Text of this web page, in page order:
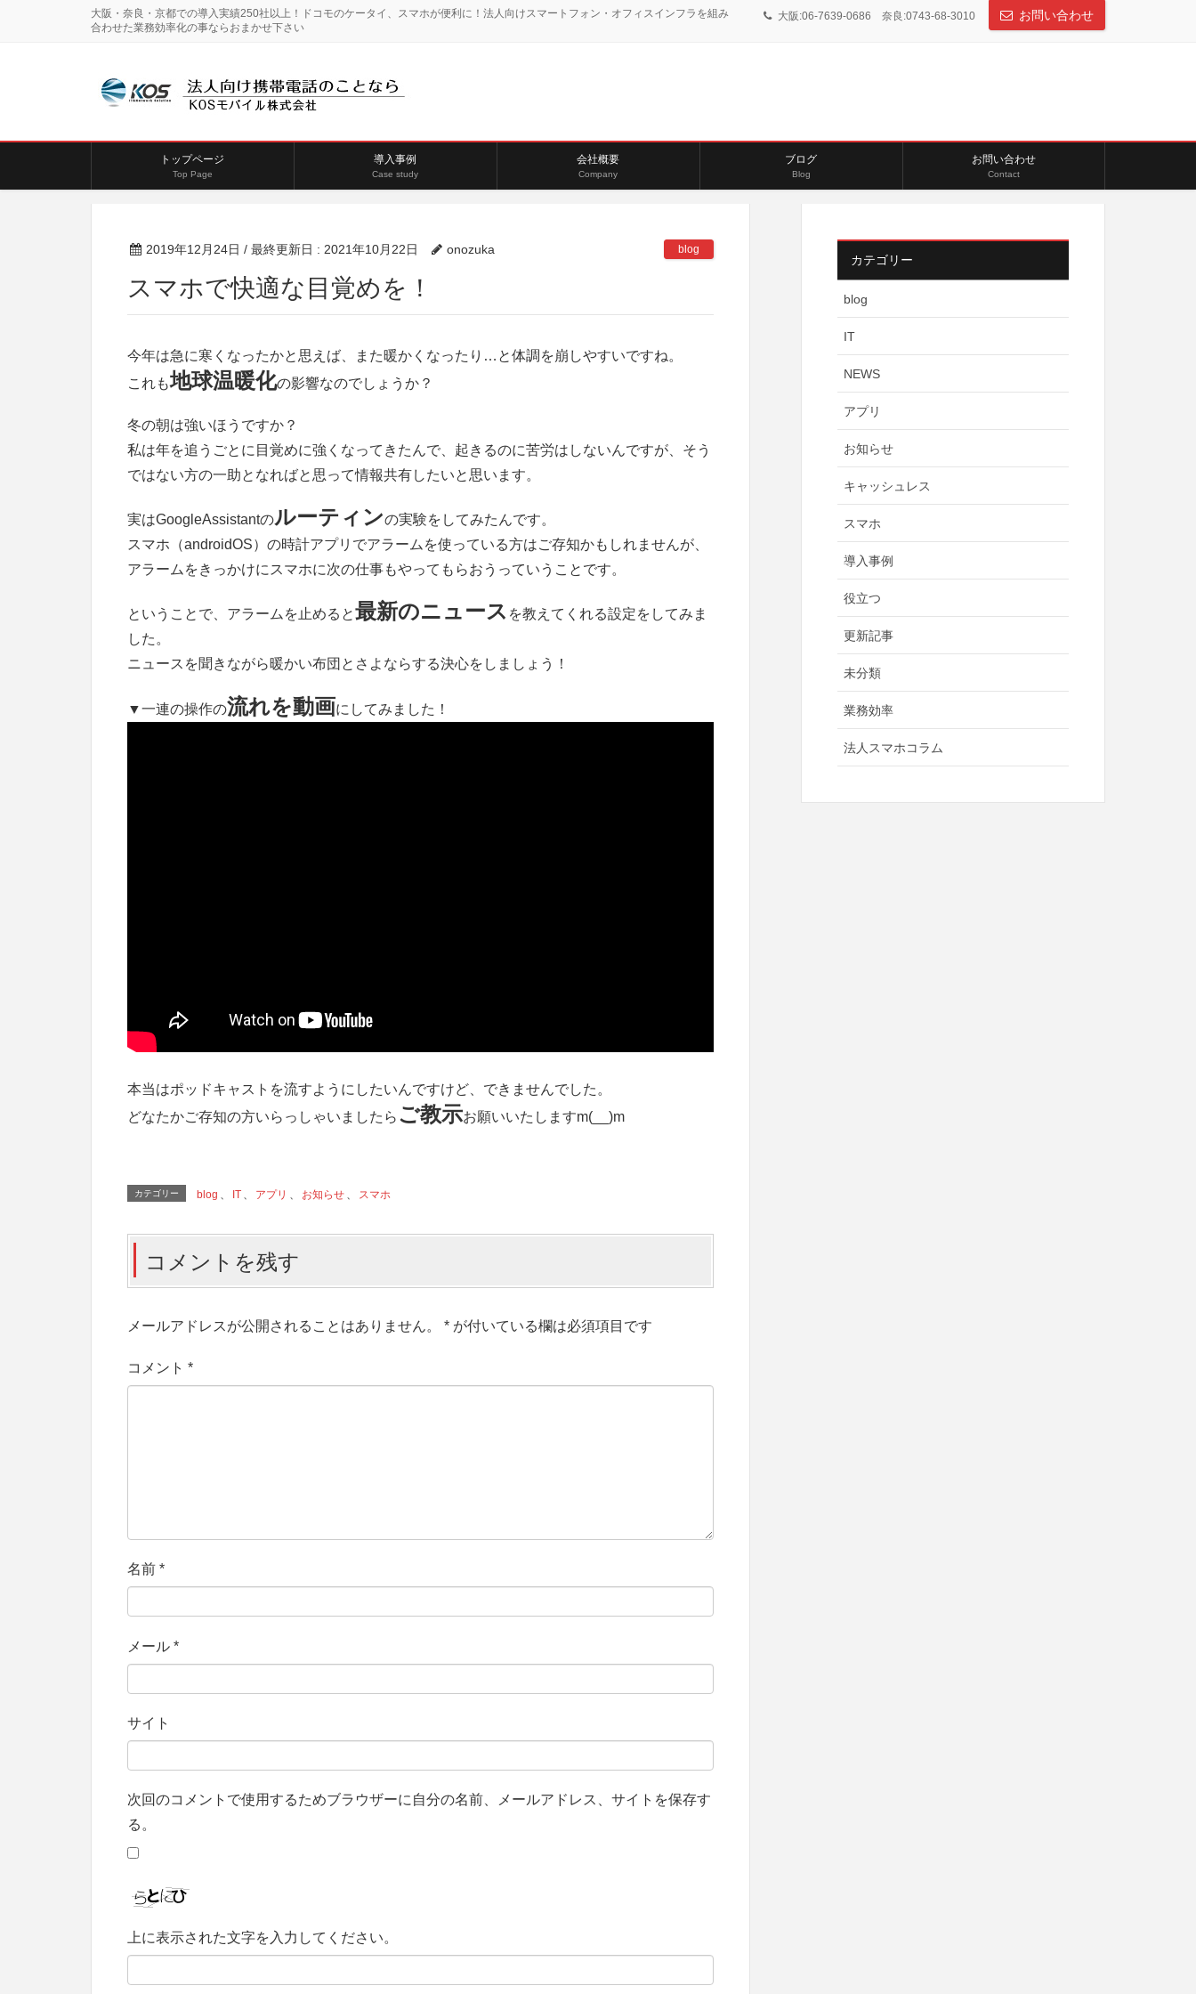
大阪・奈良・京都での導入実績250社以上！ドコモのケータイ、スマホが便利に！法人向けスマートフォン・オフィスインフラを組み
合わせた業務効率化の事ならおまかせ下さい
大阪:06-7639-0686 奈良:0743-68-3010 お問い合わせ
トップページ
Top Page
導入事例
Case study
会社概要
Company
ブログ
Blog
お問い合わせ
Contact
2019年12月24日 / 最終更新日 : 2021年10月22日 onozuka blog
スマホで快適な目覚めを！
今年は急に寒くなったかと思えば、また暖かくなったり…と体調を崩しやすいですね。
これも地球温暖化の影響なのでしょうか？
冬の朝は強いほうですか？
私は年を追うごとに目覚めに強くなってきたんで、起きるのに苦労はしないんですが、そう
ではない方の一助となればと思って情報共有したいと思います。
実はGoogleAssistantのルーティンの実験をしてみたんです。
スマホ（androidOS）の時計アプリでアラームを使っている方はご存知かもしれませんが、
アラームをきっかけにスマホに次の仕事もやってもらおうっていうことです。
ということで、アラームを止めると最新のニュース を教えてくれる設定をしてみま
した。
ニュースを聞きながら暖かい布団とさよならする決心をしましょう！
▼一連の操作の流れを動画にしてみました！
本当はポッドキャストを流すようにしたいんですけど、できませんでした。
どなたかご存知の方いらっしゃいましたら ご教示お願いいたしますm(__)m
カテゴリー blog IT アプリ お知らせ スマホ
コメントを残す
メールアドレスが公開されることはありません。 * が付いている欄は必須項目です
コメント *
名前 *
メール *
サイト
次回のコメントで使用するためブラウザーに自分の名前、メールアドレス、サイトを保存す
る。
上に表示された文字を入力してください。
カテゴリー
blog
IT
NEWS
アプリ
お知らせ
キャッシュレス
スマホ
導入事例
役立つ
更新記事
未分類
業務効率
法人スマホコラム